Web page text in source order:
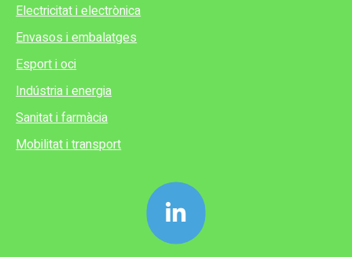
Electricitat i electrònica
Envasos i embalatges
Esport i oci
Indústria i energia
Sanitat i farmàcia
Mobilitat i transport